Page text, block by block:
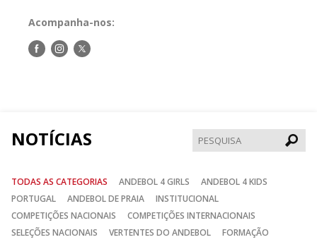
Acompanha-nos:
Siga-Siga-Siga-
NOTÍCIAS
TODAS AS CATEGORIAS ANDEBOL 4 GIRLS
ANDEBOL 4 KIDS
PORTUGAL
ANDEBOL DE PRAIA
INSTITUCIONAL
COMPETIÇÕES NACIONAIS
COMPETIÇÕES INTERNACIONAIS
SELEÇÕES NACIONAIS
VERTENTES DO ANDEBOL
FORMAÇÃO